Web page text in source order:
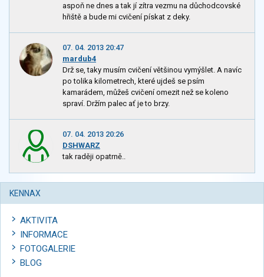
aspoň ne dnes a tak jí zítra vezmu na důchodcovské
hřiště a bude mi cvičení pískat z deky.
07. 04. 2013 20:47
mardub4
Drž se, taky musím cvičení většinou vymýšlet. A navíc
po tolika kilometrech, které ujdeš se psím
kamarádem, můžeš cvičení omezit než se koleno
spraví. Držím palec ať je to brzy.
07. 04. 2013 20:26
DSHWARZ
tak raději opatrně..
KENNAX
AKTIVITA
INFORMACE
FOTOGALERIE
BLOG